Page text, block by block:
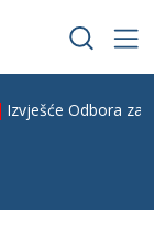
Izvješće Odbora za